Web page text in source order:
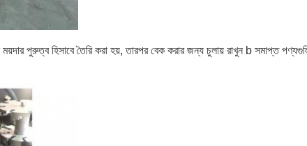
পুরুত্ব হিসাবে তৈরি করা হয়, তারপর বেক করার জন্য চুলায় রাখুন b সমাপ্ত